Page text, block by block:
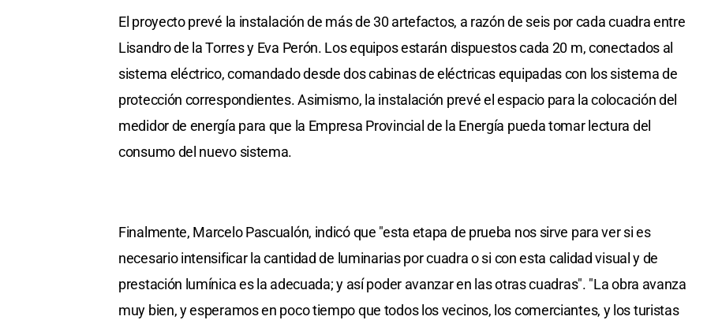
El proyecto prevé la instalación de más de 30 artefactos, a razón de seis por cada cuadra entre
Lisandro de la Torres y Eva Perón. Los equipos estarán dispuestos cada 20 m, conectados al
sistema eléctrico, comandado desde dos cabinas de eléctricas equipadas con los sistema de
protección correspondientes. Asimismo, la instalación prevé el espacio para la colocación del
medidor de energía para que la Empresa Provincial de la Energía pueda tomar lectura del
consumo del nuevo sistema.
Finalmente, Marcelo Pascualón, indicó que "esta etapa de prueba nos sirve para ver si es
necesario intensificar la cantidad de luminarias por cuadra o si con esta calidad visual y de
prestación lumínica es la adecuada; y así poder avanzar en las otras cuadras". "La obra avanza
muy bien, y esperamos en poco tiempo que todos los vecinos, los comerciantes, y los turistas